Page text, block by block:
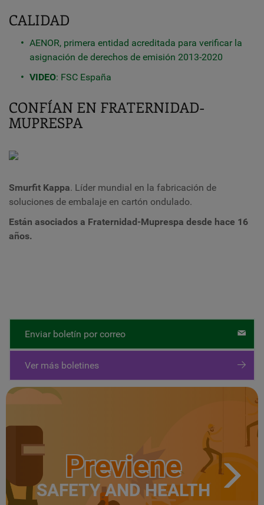
CALIDAD
AENOR, primera entidad acreditada para verificar la
asignación de derechos de emisión 2013-2020
VIDEO: FSC España
CONFÍAN EN FRATERNIDAD-
MUPRESPA
Smurfit Kappa. Líder mundial en la fabricación de
soluciones de embalaje en cartón ondulado.
Están asociados a Fraternidad-Muprespa desde hace 16
años.
Enviar boletín por correo
Ver más boletines
Previene
SAFETY AND HEALTH